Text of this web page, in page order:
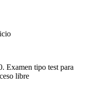
Examen tipo test para
libre